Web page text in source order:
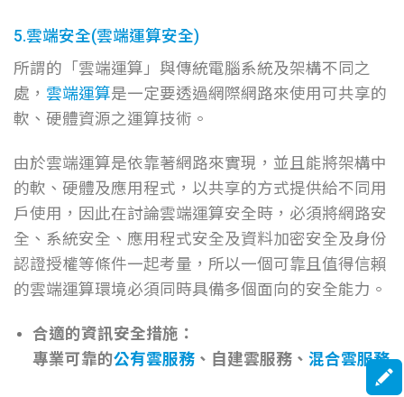
5.雲端安全(雲端運算安全)
所謂的「雲端運算」與傳統電腦系統及架構不同之
處， 雲端運算是一定要透過網際網路來使用可共享的
軟、硬體資源之運算技術。
由於雲端運算是依靠著網路來實現，並且能將架構中
的軟、硬體及應用程式，以共享的方式提供給不同用
戶使用，因此在討論雲端運算安全時，必須將網路安
全、系統安全、應用程式安全及資料加密安全及身份
認證授權等條件一起考量，所以一個可靠且值得信賴
的雲端運算環境必須同時具備多個面向的安全能力。
合適的資訊安全措施：
專業可靠的公有雲服務、自建雲服務、 混合雲服務